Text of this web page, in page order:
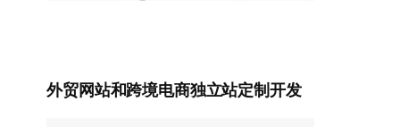
外贸网站和跨境电商独立站定制开发